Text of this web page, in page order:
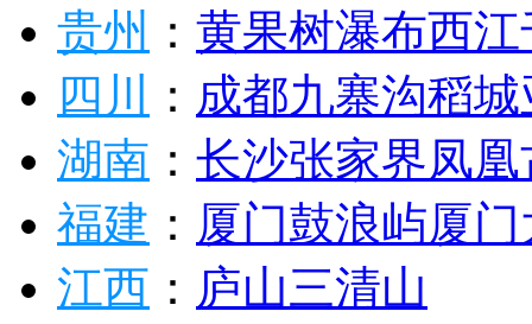
贵州 ： 黄果树瀑布西江
四川
： 成都九寨沟稻城
湖南 ： 长沙张家界凤
福建 ： 厦门鼓浪屿厦
江西 ： 庐山三清山